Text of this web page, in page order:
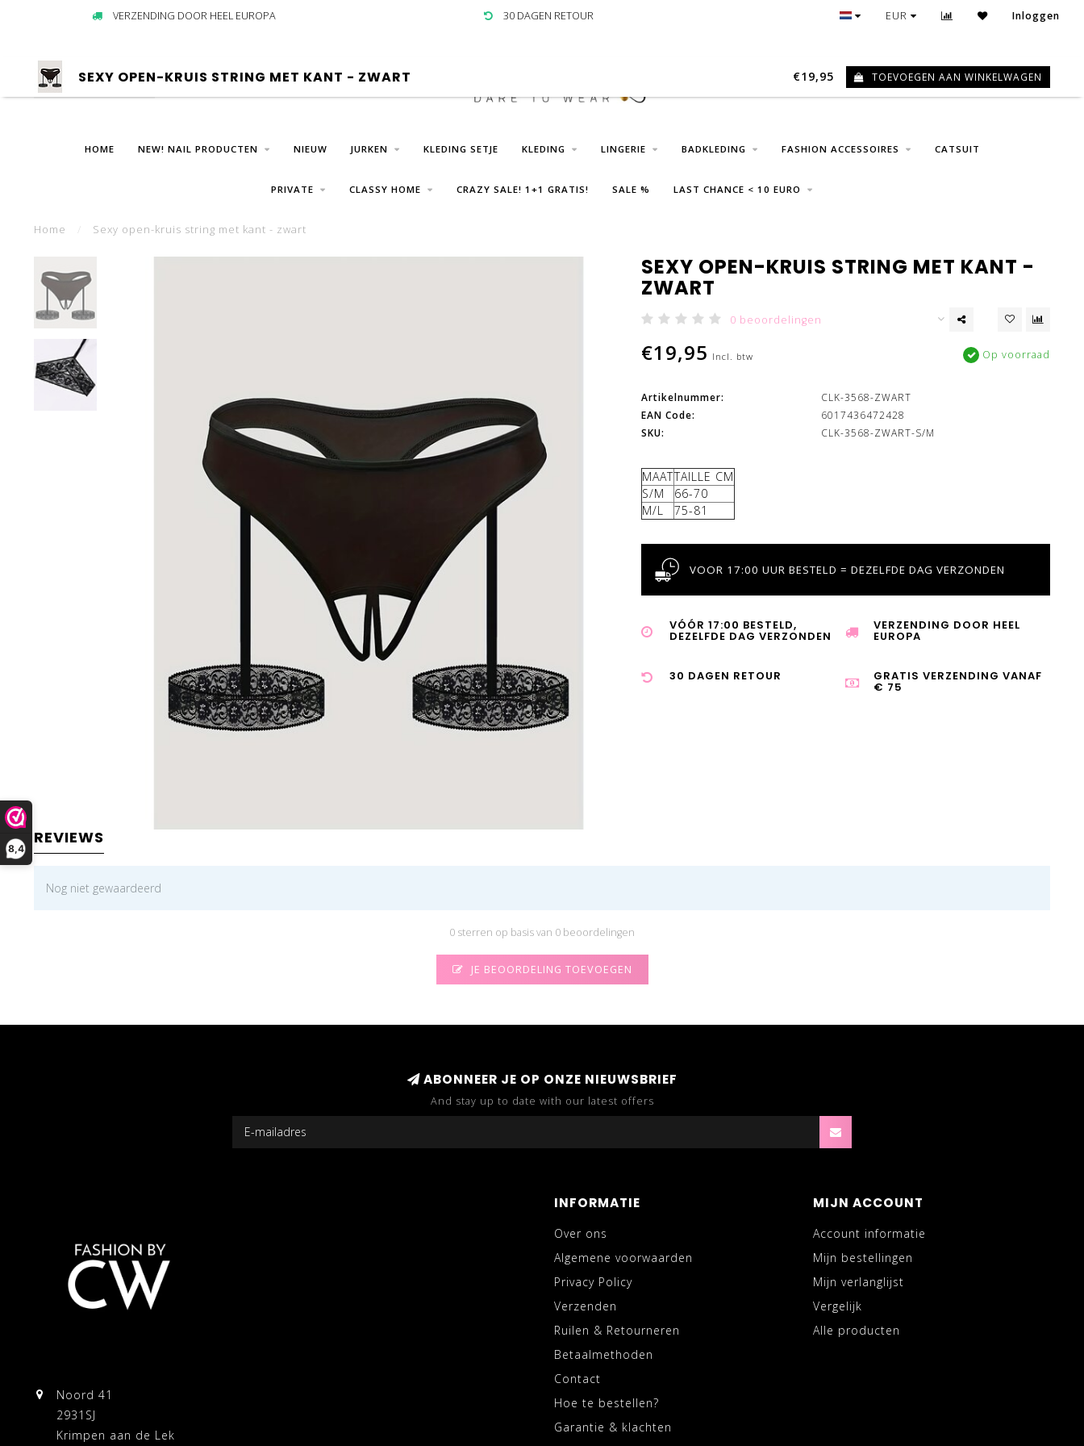
8,4
VERZENDING DOOR HEEL EUROPA 30 DAGEN RETOUR GRATIS VERZENDING VANAF € 75
EUR Inloggen
0
HOME NEW! NAIL PRODUCTEN NIEUW JURKEN KLEDING SETJE KLEDING LINGERIE BADKLEDING FASHION ACCESSOIRES CATSUIT
PRIVATE CLASSY HOME CRAZY SALE! 1+1 GRATIS! SALE % LAST CHANCE < 10 EURO
Home Sexy open-kruis string met kant - zwart
SEXY OPEN-KRUIS STRING MET KANT - ZWART €19,95 TOEVOEGEN AAN WINKELWAGEN
SEXY OPEN-KRUIS STRING MET KANT -
ZWART
0 beoordelingen
€19,95 Incl. btw Op voorraad
Artikelnummer:
CLK-3568-ZWART
EAN Code:
6017436472428
SKU:
CLK-3568-ZWART-S/M
MAATTAILLE CM
S/M
66-70
M/L
75-81
VOOR 17:00 UUR BESTELD = DEZELFDE DAG VERZONDEN
VÓÓR 17:00 BESTELD,
DEZELFDE DAG VERZONDEN
VERZENDING DOOR HEEL
EUROPA
30 DAGEN RETOUR GRATIS VERZENDING VANAF
€ 75
REVIEWS
Nog niet gewaardeerd
0 sterren op basis van 0 beoordelingen
JE BEOORDELING TOEVOEGEN
ABONNEER JE OP ONZE NIEUWSBRIEF
And stay up to date with our latest offers
Noord 41
2931SJ
Krimpen aan de Lek
INFORMATIE
Over ons
Algemene voorwaarden
Privacy Policy
Verzenden
Ruilen & Retourneren
Betaalmethoden
Contact
Hoe te bestellen?
Garantie & klachten
MIJN ACCOUNT
Account informatie
Mijn bestellingen
Mijn verlanglijst
Vergelijk
Alle producten